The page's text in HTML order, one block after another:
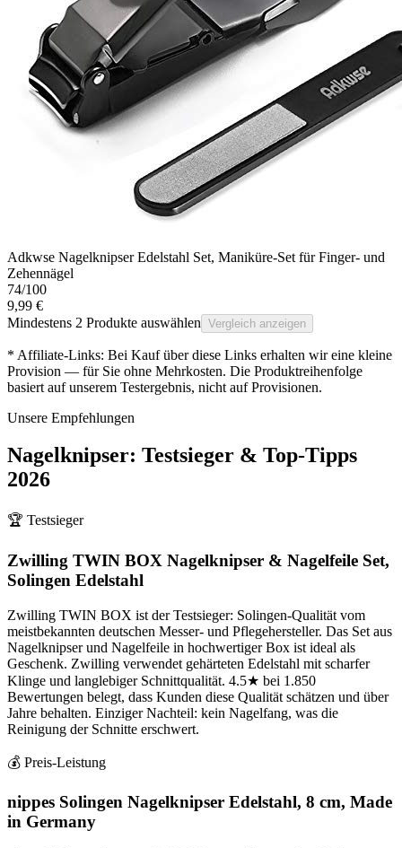
Adkwse Nagelknipser Edelstahl Set, Maniküre-Set für Finger- und
Zehennägel
74/100
9,99 €
Mindestens 2 Produkte auswählen Vergleich anzeigen
* Affiliate-Links: Bei Kauf über diese Links erhalten wir eine kleine
Provision — für Sie ohne Mehrkosten. Die Produktreihenfolge
basiert auf unserem Testergebnis, nicht auf Provisionen.
Unsere Empfehlungen
Nagelknipser: Testsieger & Top-Tipps
2026
🏆 Testsieger
Zwilling TWIN BOX Nagelknipser & Nagelfeile Set,
Solingen Edelstahl
Zwilling TWIN BOX ist der Testsieger: Solingen-Qualität vom
meistbekannten deutschen Messer- und Pflegehersteller. Das Set aus
Nagelknipser und Nagelfeile in hochwertiger Box ist ideal als
Geschenk. Zwilling verwendet gehärteten Edelstahl mit scharfer
Klinge und langlebiger Schnittqualität. 4.5★ bei 1.850
Bewertungen belegt, dass Kunden diese Qualität schätzen und über
Jahre behalten. Einziger Nachteil: kein Nagelfang, was die
Reinigung der Schnitte erschwert.
💰 Preis-Leistung
nippes Solingen Nagelknipser Edelstahl, 8 cm, Made
in Germany